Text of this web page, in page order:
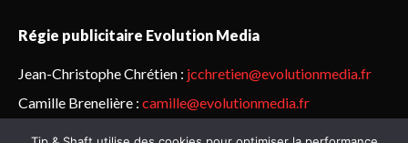
Régie publicitaire Evolution Media
Jean-Christophe Chrétien : jcchretien@evolutionmedia.fr
Camille Brenelière : camille@evolutionmedia.fr